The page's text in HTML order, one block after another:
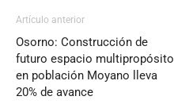
Artículo anterior
Osorno: Construcción de
futuro espacio multipropósito
en población Moyano lleva
20% de avance